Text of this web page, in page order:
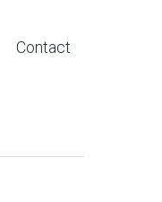
Contact